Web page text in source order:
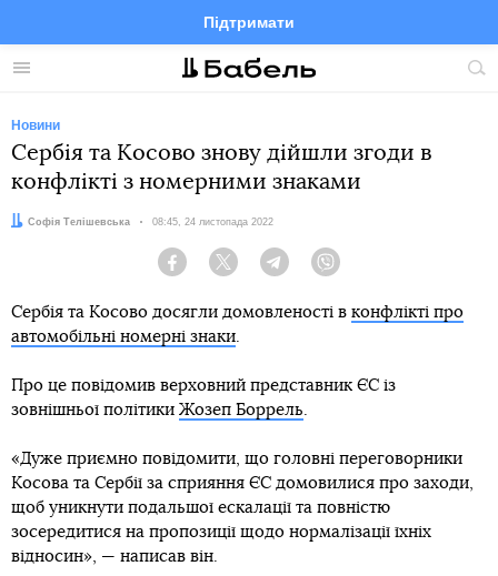
Меню
Підтримати
FacebookTelegramTwitter
Новини
Сербія та Косово знову дійшли згоди в
конфлікті з номерними знаками
Автор:
Софія Телішевська Дата:
08:45, 24 листопада 2022
Facebook Twitter Telegram
Сербія та Косово досягли домовленості в конфлікті про
автомобільні номерні знаки.
Про це повідомив верховний представник ЄС із
зовнішньої політики Жозеп Боррель.
«Дуже приємно повідомити, що головні переговорники
Косова та Сербії за сприяння ЄС домовилися про заходи,
щоб уникнути подальшої ескалації та повністю
зосередитися на пропозиції щодо нормалізації їхніх
відносин», — написав він.